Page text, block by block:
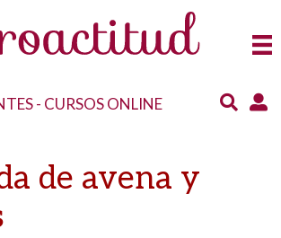
- CURSOS ONLINE
de avena y